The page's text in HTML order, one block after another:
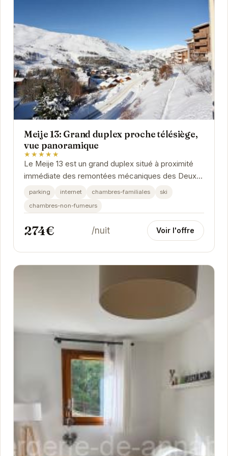
Meije 13: Grand duplex proche télésiège,
vue panoramique
★★★★★
Le Meije 13 est un grand duplex situé à proximité
immédiate des remontées mécaniques des Deux
Alpes. Offrant une vue imprenable sur les...
parking internet chambres-familiales
ski
chambres-non-fumeurs
274€ /nuit Voir l'offre